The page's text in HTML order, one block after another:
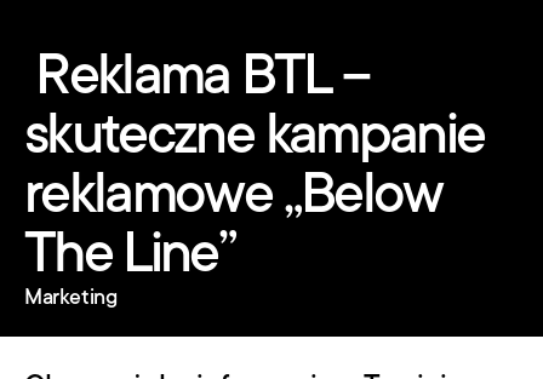
skuteczne kampanie
reklamowe „Below
The Line”
Marketing